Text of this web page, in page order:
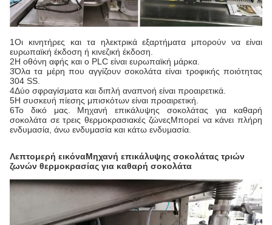
1Οι κινητήρες και τα ηλεκτρικά εξαρτήματα μπορούν να είναι
ευρωπαϊκή έκδοση ή κινεζική έκδοση.
2Η οθόνη αφής και ο PLC είναι ευρωπαϊκή μάρκα.
3Όλα τα μέρη που αγγίζουν σοκολάτα είναι τροφικής ποιότητας
304 SS.
4Δύο σφραγίσματα και διπλή αναπνοή είναι προαιρετικά.
5Η συσκευή πίεσης μπισκότων είναι προαιρετική.
6Το δικό μας.
Μηχανή επικάλυψης σοκολάτας για καθαρή
σοκολάτα σε τρεις θερμοκρασιακές ζώνεςΜπορεί να κάνει πλήρη
ενδυμασία, άνω ενδυμασία και κάτω ενδυμασία.
Λεπτομερή εικόναΜηχανή επικάλυψης σοκολάτας τριών
ζωνών θερμοκρασίας για καθαρή σοκολάτα